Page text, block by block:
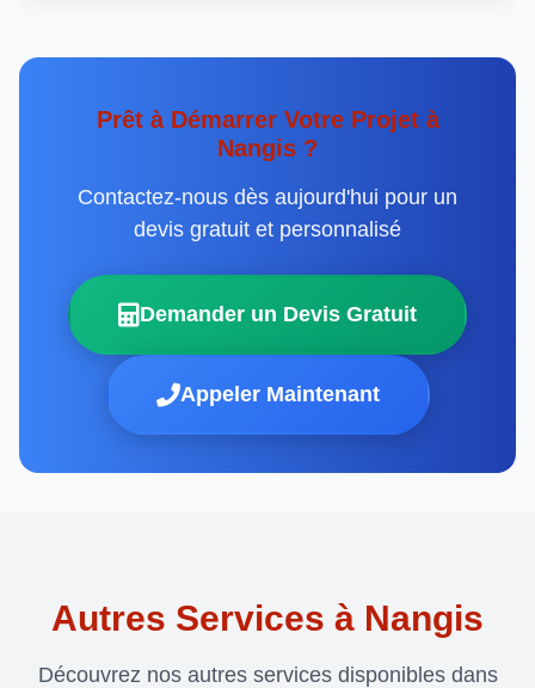
Prêt à Démarrer Votre Projet à
Nangis ?
Contactez-nous dès aujourd'hui pour un
devis gratuit et personnalisé
Demander un Devis Gratuit
Appeler Maintenant
Autres Services à Nangis
Découvrez nos autres services disponibles dans